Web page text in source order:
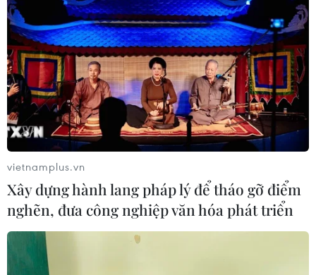
TIN CÙNG CHUYÊN MỤC
Phim Việt tham dự Liên hoan phim
ASEAN 2026 tại Hong Kong
07/08/2026 15:44
vietnamplus.vn
Xây dựng hành lang pháp lý để tháo gỡ điểm
nghẽn, đưa công nghiệp văn hóa phát triển